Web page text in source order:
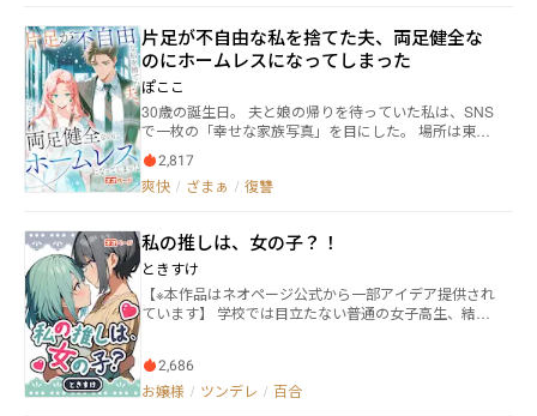
なる。
片足が不自由な私を捨てた夫、両足健全な
のにホームレスになってしまった
ぽここ
30歳の誕生日。 夫と娘の帰りを待っていた私は、SNS
で一枚の「幸せな家族写真」を目にした。 場所は東京
ディズニーランド。 笑顔で娘を抱きしめる夫の隣に
は、彼の初恋の女性が寄り添っていた。 一年前、娘を
かばって交通事故に遭い、左脚に後遺症が残った。 そ
て、恥ずかしい」 両親が遺してくれた一千万円の遺産
は騙し取られ、 家も、娘も奪われ、 私は雨の夜、東京
を去った。 ――だが、それは終わりではなく、始まりだっ
た。 十年後。 鎌倉の海辺で年商三億円の会社を経営す
る私の前に、 借金まみれで落ちぶれた元夫と、 涙なが
り直したい」 そう懇願する二人に、私は静かに答え
た。 「申し訳ありませんが……どちら様ですか？」 こ
れは、地獄から這い上がった一人の女性の物語。
2,817
爽快 / ざまぁ / 復讐
私の推しは、女の子？！
ときすけ
【※本作品はネオページ公式から一部アイデア提供され
ています】 学校では目立たない普通の女子高生、結城
2,686
お嬢様 / ツンデレ / 百合